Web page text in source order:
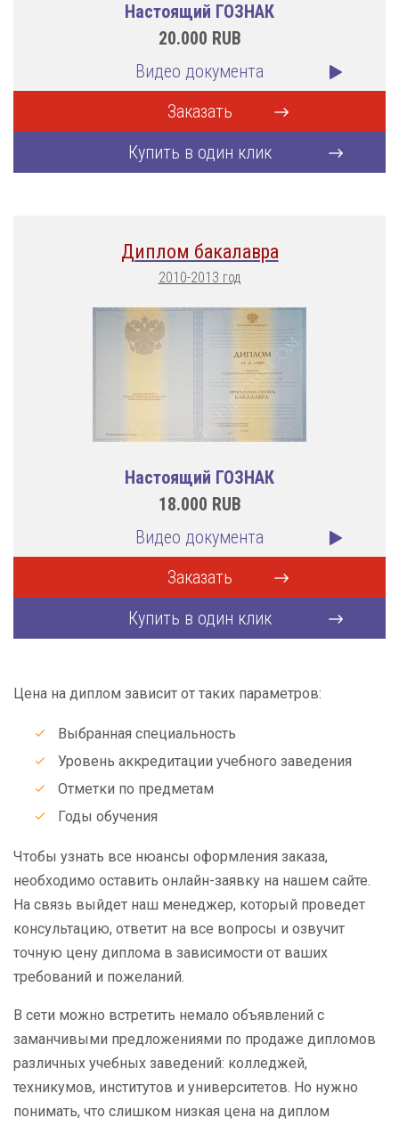
Настоящий ГОЗНАК
20.000 RUB
Видео документа
Заказать
Купить в один клик
Диплом бакалавра
2010-2013 год
Настоящий ГОЗНАК
18.000 RUB
Видео документа
Заказать
Купить в один клик
Цена на диплом зависит от таких параметров:
Выбранная специальность
Уровень аккредитации учебного заведения
Отметки по предметам
Годы обучения
Чтобы узнать все нюансы оформления заказа,
необходимо оставить онлайн-заявку на нашем сайте.
На связь выйдет наш менеджер, который проведет
консультацию, ответит на все вопросы и озвучит
точную цену диплома в зависимости от ваших
требований и пожеланий.
В сети можно встретить немало объявлений с
заманчивыми предложениями по продаже дипломов
различных учебных заведений: колледжей,
техникумов, институтов и университетов. Но нужно
понимать, что слишком низкая цена на диплом